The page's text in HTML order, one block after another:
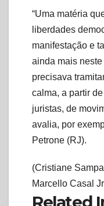
“Uma matéria
liberdades
manifestação e
ainda mais
precisava
calma, a partir
juristas, de
avalia, por
Petrone (RJ).
(Cristiane
Marcello Casal
Related